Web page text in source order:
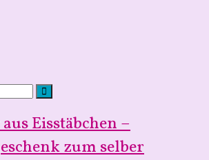
Eisstäbchen –
zum selber